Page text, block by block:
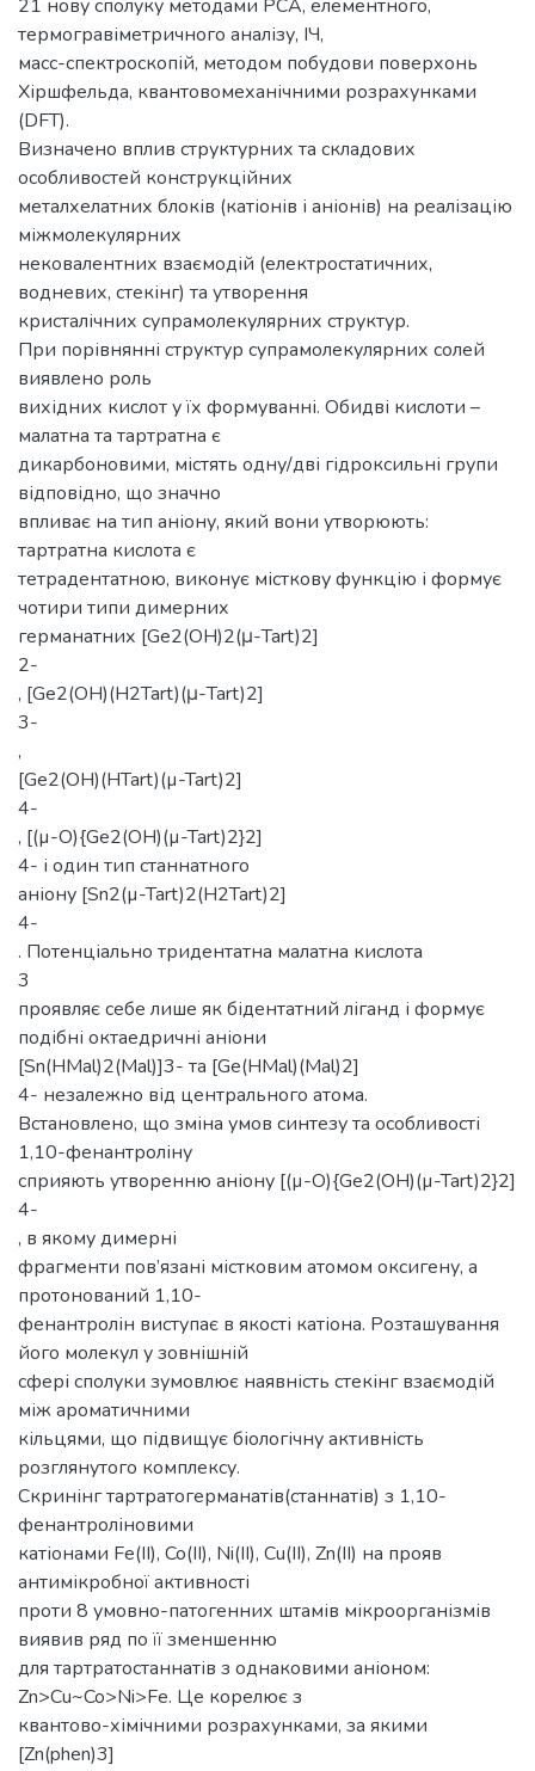
21 нову сполуку методами РСА, елементного,
термогравіметричного аналізу, ІЧ,
масс-спектроскопій, методом побудови поверхонь
Хіршфельда, квантовомеханічними розрахунками
(DFT).
Визначено вплив структурних та складових
особливостей конструкційних
металхелатних блоків (катіонів і аніонів) на реалізацію
міжмолекулярних
нековалентних взаємодій (електростатичних,
водневих, стекінг) та утворення
кристалічних супрамолекулярних структур.
При порівнянні структур супрамолекулярних солей
виявлено роль
вихідних кислот у їх формуванні. Обидві кислоти –
малатна та тартратна є
дикарбоновими, містять одну/дві гідроксильні групи
відповідно, що значно
впливає на тип аніону, який вони утворюють:
тартратна кислота є
тетрадентатною, виконує місткову функцію і формує
чотири типи димерних
германатних [Ge2(OH)2(μ-Tart)2]
2-
, [Ge2(OH)(H2Tart)(μ-Tart)2]
3-
,
[Ge2(OH)(HTart)(µ-Tart)2]
4-
, [(µ-O){Ge2(OH)(µ-Tart)2}2]
4- і один тип станнатного
аніону [Sn2(µ-Tart)2(Н2Tart)2]
4-
. Потенціально тридентатна малатна кислота
3
проявляє себе лише як бідентатний ліганд і формує
подібні октаедричні аніони
[Sn(HMal)2(Mal)]3- та [Ge(HMal)(Mal)2]
4- незалежно від центрального атома.
Встановлено, що зміна умов синтезу та особливості
1,10-фенантроліну
сприяють утворенню аніону [(µ-O){Ge2(OH)(µ-Tart)2}2]
4-
, в якому димерні
фрагменти пов’язані містковим атомом оксигену, а
протонований 1,10-
фенантролін виступає в якості катіона. Розташування
його молекул у зовнішній
сфері сполуки зумовлює наявність стекінг взаємодій
між ароматичними
кільцями, що підвищує біологічну активність
розглянутого комплексу.
Скринінг тартратогерманатів(станнатів) з 1,10-
фенантроліновими
катіонами Fe(II), Co(II), Ni(II), Cu(II), Zn(II) на прояв
антимікробної активності
проти 8 умовно-патогенних штамів мікроорганізмів
виявив ряд по її зменшенню
для тартратостаннатів з однаковими аніоном:
Zn>Cu~Co>Ni>Fe. Це корелює з
квантово-хімічними розрахунками, за якими
[Zn(phen)3]